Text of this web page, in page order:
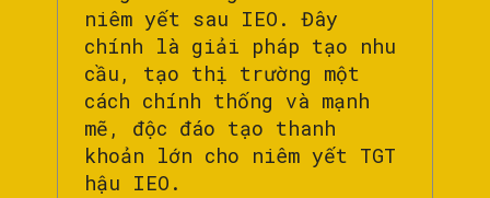
niêm yết sau IEO. Đây
chính là giải pháp tạo nhu
cầu, tạo thị trường một
cách chính thống và mạnh
mẽ, độc đáo tạo thanh
khoản lớn cho niêm yết TGT
hậu IEO.